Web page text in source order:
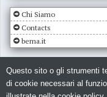
Chi Siamo
Contacts
bema.it
Questo sito o gli strumenti
di cookie necessari al